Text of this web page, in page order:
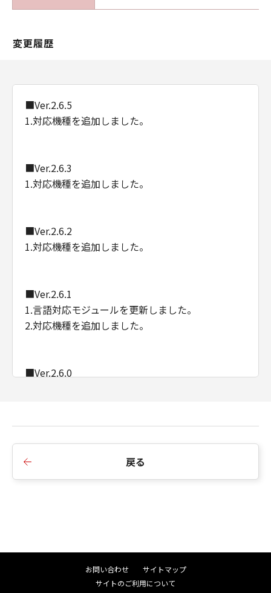
used in 48 C.F.R. 12.212 (Sept 1995).
the Software with only those rights set forth
herein. Manufacturer is Canon Inc./30-2,
本条において、"the Software"という語は、本
契約における「本ソフトウエア」を意味するも
以上
キヤノン株式会社
変更履歴
■Ver.2.6.5
1.対応機種を追加しました。
■Ver.2.6.3
1.対応機種を追加しました。
■Ver.2.6.2
1.対応機種を追加しました。
■Ver.2.6.1
1.言語対応モジュールを更新しました。
2.対応機種を追加しました。
■Ver.2.6.0
1.サポートOSにWindows 11を追加しました。
戻る
お問い合わせ
サイトマップ
サイトのご利用について